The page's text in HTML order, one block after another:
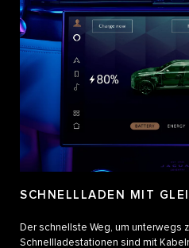
SCHNELLLADEN MIT
Der schnellste Weg, um unterwegs
Schnellladestationen sind mit